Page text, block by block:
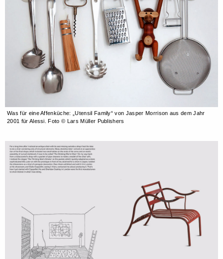
Was für eine Affenküche: „Utensil Family“ von Jasper Morrison aus dem Jahr
2001 für Alessi. Foto © Lars Müller Publishers